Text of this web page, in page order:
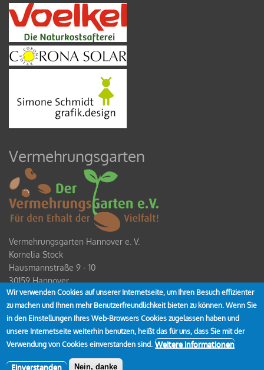
Vermehrungsgarten
Vermehrungsgarten Hannover e. V.
Kornelia Stock
Hausmannstraße 9 - 10
30159 Hannover
Spendenkonto
IBAN DE80 2519 0001 0928 4354 00
Wir verwenden Cookies auf unserer Internetseite, um Ihren Besuch effizienter
zu machen und Ihnen mehr Benutzerfreundlichkeit bieten zu können. Wenn Sie
in den Einstellungen Ihres Web-Browsers Cookies zugelassen haben und
unsere Internetseite weiterhin benutzen, heißt das für uns, dass Sie mit der
Verwendung von Cookies einverstanden sind. Weitere Informationen
Einverstanden Nein, danke